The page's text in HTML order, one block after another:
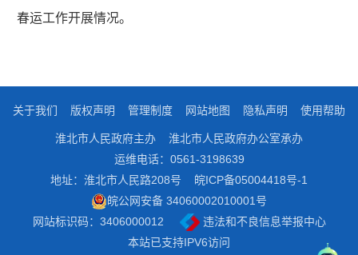
春运工作开展情况。
关于我们 版权声明 管理制度 网站地图 隐私声明 使用帮助
淮北市人民政府主办
淮北市人民政府办公室承办
运维电话：0561-3198639
地址：淮北市人民路208号
皖ICP备05004418号-1
皖公网安备 34060002010001号
网站标识码：3406000012
违法和不良信息举报中心
本站已支持IPV6访问